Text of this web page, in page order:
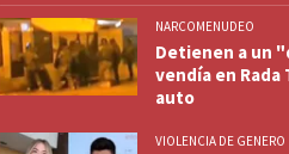
NARCOMENUDEO
Detienen a un
vendía en Rada
auto
VIOLENCIA DE GENERO